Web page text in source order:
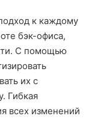
к каждому
бэк-офиса,
С помощью
их с
Гибкая
всех изменений